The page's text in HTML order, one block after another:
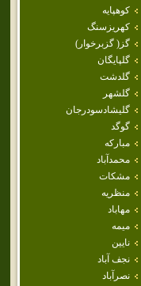
كوهپايه
كهريزسنگ
گز( گزبرخوار)
گلپايگان
گلدشت
گلشهر
گليشادسودرجان
گوگد
مباركه
محمدآباد
مشكات
منظريه
مهاباد
ميمه
نايين
نجف آباد
نصرآباد